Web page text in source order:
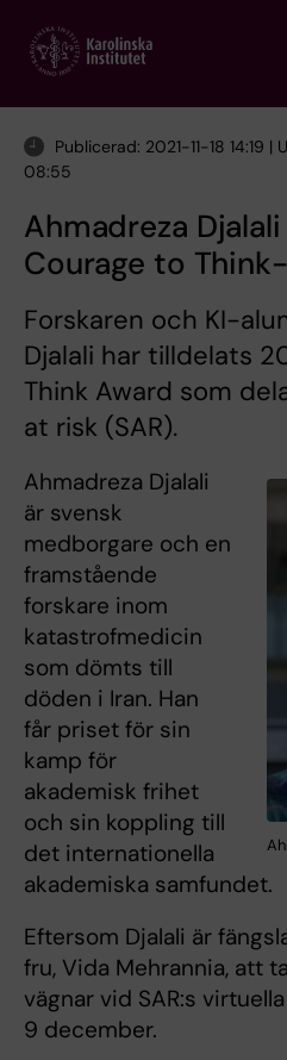
main
Publicerad: 2021-11-18 14:19
08:55
Ahmadreza Djalali
Courage to
Forskaren och KI-
Djalali har tilldelats
Think Award som
at risk (SAR).
Ahmadreza Djalali
är svensk
medborgare och en
framstående
forskare inom
katastrofmedicin
som dömts till
döden i Iran. Han
får priset för sin
kamp för
akademisk frihet
och sin koppling till
det internationella
akademiska samfundet.
Eftersom Djalali är
fru, Vida Mehrannia, att
vägnar vid SAR:s
9 december.